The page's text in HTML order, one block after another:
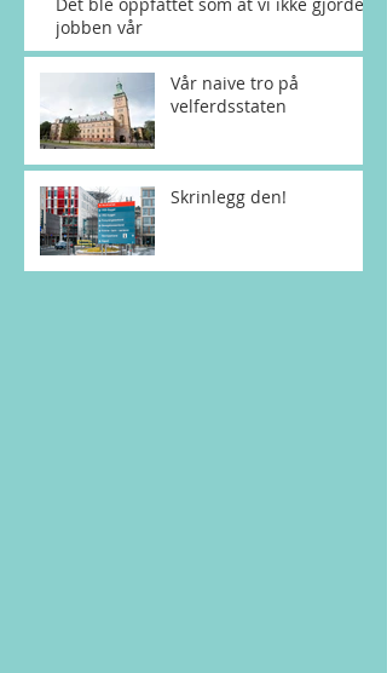
jobben vår
Vår naive tro på
velferdsstaten
Skrinlegg den!